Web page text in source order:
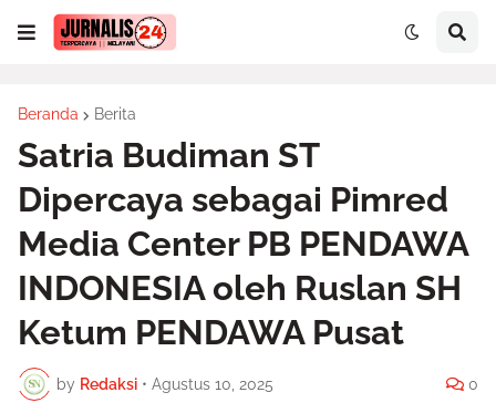
Beranda Berita
Satria Budiman ST
Dipercaya sebagai Pimred
Media Center PB PENDAWA
INDONESIA oleh Ruslan SH
Ketum PENDAWA Pusat
by Redaksi • Agustus 10, 2025 0